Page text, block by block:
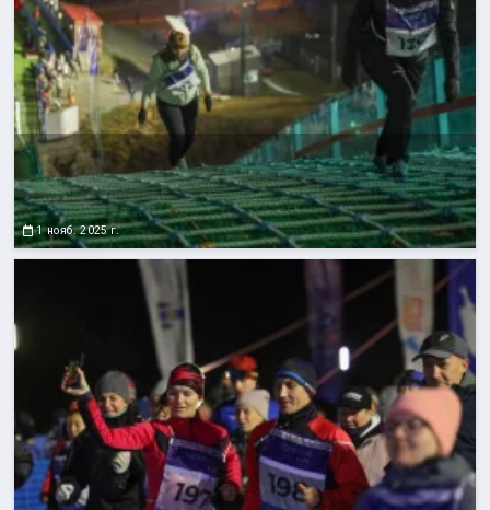
1 нояб. 2025 г.